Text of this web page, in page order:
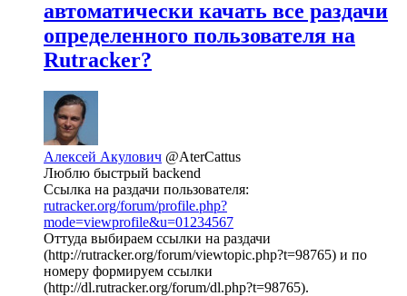
автоматически качать все раздачи
определенного пользователя на
Rutracker?
Алексей Акулович @AterCattus
Люблю быстрый backend
Ссылка на раздачи пользователя:
rutracker.org/forum/profile.php?
mode=viewprofile&u=01234567
Оттуда выбираем ссылки на раздачи
(http://rutracker.org/forum/viewtopic.php?t=98765) и по
номеру формируем ссылки
(http://dl.rutracker.org/forum/dl.php?t=98765).